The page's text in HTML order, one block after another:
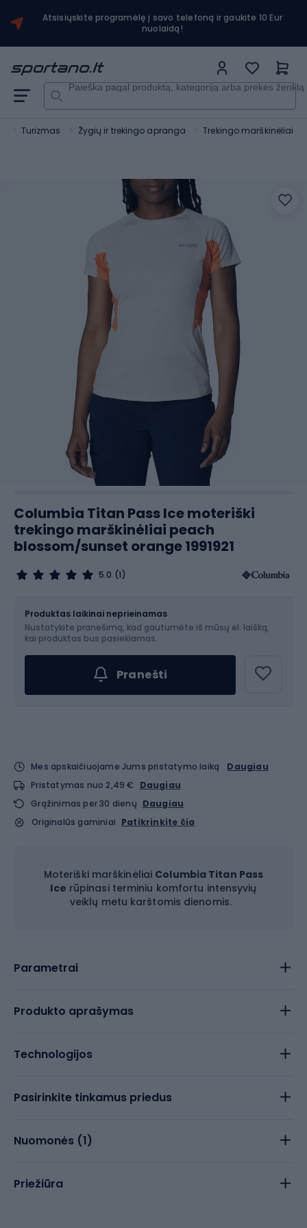
Atsisiųskite programėlę į savo telefoną ir gaukite 10 Eur
nuolaidą!
Paieška pagal produktą, kategoriją arba prekės ženklą
Turizmas Žygių ir trekingo apranga Trekingo marškinėliai
Columbia Titan Pass Ice moteriški
trekingo marškinėliai peach
blossom/sunset orange 1991921
5.0 (1)
Pasirinkite dydį...
Produktas laikinai neprieinamas
Nustatykite pranešimą, kad gautumėte iš mūsų el. laišką,
kai produktas bus pasiekiamas.
Pranešti
Mes apskaičiuojame Jums pristatymo laiką
Daugiau
Pristatymas nuo 2,49 €
Daugiau
Grąžinimas per 30 dienų Daugiau
Originalūs gaminiai Patikrinkite čia
Moteriški marškinėliai Columbia Titan Pass
Ice rūpinasi terminiu komfortu intensyvių
veiklų metu karštomis dienomis.
Parametrai
Produkto aprašymas
Technologijos
Pasirinkite tinkamus priedus
Nuomonės (1)
Priežiūra